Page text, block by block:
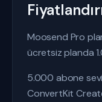
Moosend Pro
ücretsiz planda
5.000 abone
ConvertKit